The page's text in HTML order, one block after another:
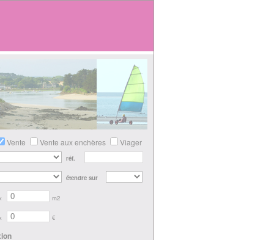
Vente Vente aux enchères Viager
réf.
étendre sur
m2
€